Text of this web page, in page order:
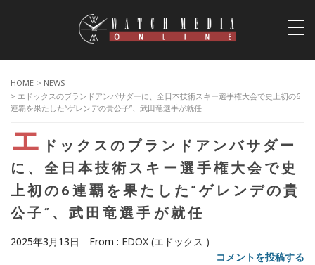
HOME > NEWS
> エドックスのブランドアンバサダーに、全日本技術スキー選手権大会で史上初の6
連覇を果たした“ゲレンデの貴公子”、武田竜選手が就任
エ
ドックスのブランドアンバサダー
に、全日本技術スキー選手権大会で史
上初の6連覇を果たした“ゲレンデの貴
公子”、武田竜選手が就任
2025年3月13日 From : EDOX (エドックス )
コメントを投稿する